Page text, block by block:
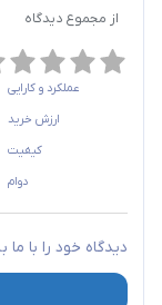
از مجموع دیدگاه
عملکرد و کارایی
ارزش خرید
کیفیت
دوام
دیدگاه خود را با ما